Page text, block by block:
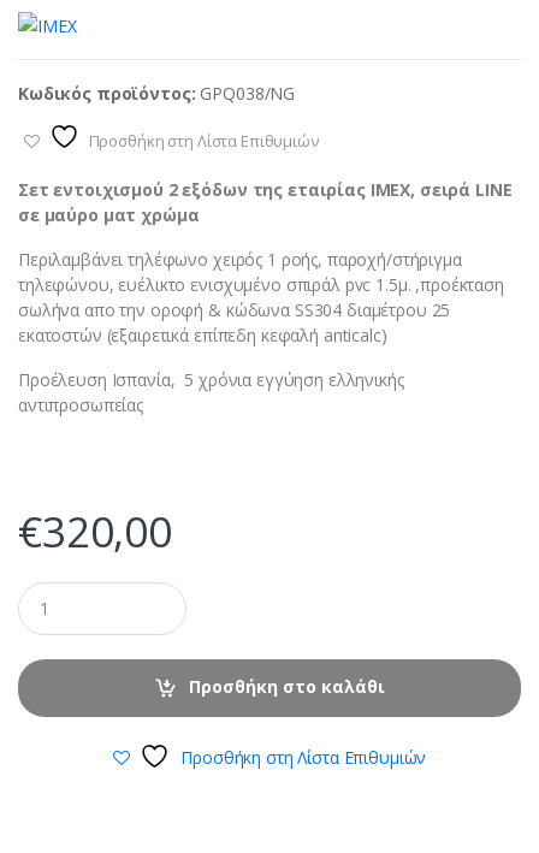
Κωδικός προϊόντος: GPQ038/NG
Προσθήκη στη Λίστα Επιθυμιών
Σετ εντοιχισμού 2 εξόδων της εταιρίας ΙΜΕΧ, σειρά LINE
σε μαύρο ματ χρώμα
Περιλαμβάνει τηλέφωνο χειρός 1 ροής, παροχή/στήριγμα
τηλεφώνου, ευέλικτο ενισχυμένο σπιράλ pvc 1.5μ. ,προέκταση
σωλήνα απο την οροφή & κώδωνα SS304 διαμέτρου 25
εκατοστών (εξαιρετικά επίπεδη κεφαλή anticalc)
Προέλευση Ισπανία, 5 χρόνια εγγύηση ελληνικής
αντιπροσωπείας
€320,00
Προσθήκη στο καλάθι
Προσθήκη στη Λίστα Επιθυμιών